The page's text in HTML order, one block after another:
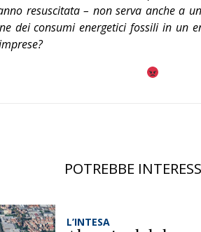
resuscitata – non serva anche a
dei consumi energetici fossili in un
POTREBBE
L’INTESA